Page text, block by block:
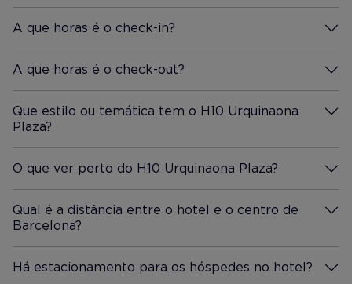
A que horas é o check-in?
Mais Informação
A que horas é o check-out?
Mais Informação
Que estilo ou temática tem o H10 Urquinaona
Plaza?
Mais Informação
O que ver perto do H10 Urquinaona Plaza?
Mais Informação
Qual é a distância entre o hotel e o centro de
Barcelona?
Mais Informação
Há estacionamento para os hóspedes no hotel?
Mais Informação